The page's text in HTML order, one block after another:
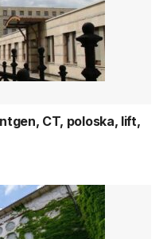
CT, poloska, lift,